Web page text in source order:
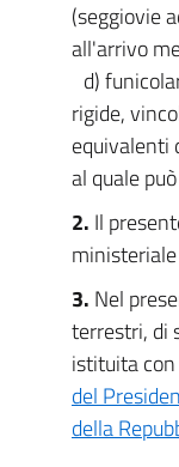
(seggiovie
all'arrivo
d)
rigide,
equivalenti
al quale
2. Il
3. Nel
terrestri, di
istituita con
del
della